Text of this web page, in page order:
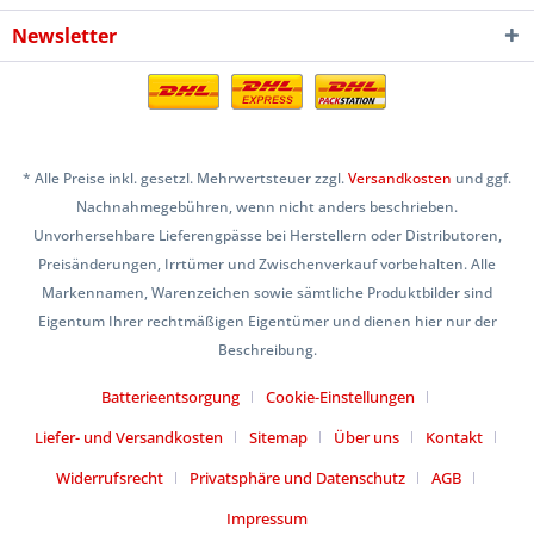
Newsletter
* Alle Preise inkl. gesetzl. Mehrwertsteuer zzgl.Versandkosten und ggf.
Nachnahmegebühren, wenn nicht anders beschrieben.
Unvorhersehbare Lieferengpässe bei Herstellern oder Distributoren,
Preisänderungen, Irrtümer und Zwischenverkauf vorbehalten. Alle
Markennamen, Warenzeichen sowie sämtliche Produktbilder sind
Eigentum Ihrer rechtmäßigen Eigentümer und dienen hier nur der
Beschreibung.
Batterieentsorgung
Cookie-Einstellungen
Liefer- und Versandkosten
Sitemap Über uns
Kontakt
Widerrufsrecht
Privatsphäre und Datenschutz
AGB
Impressum